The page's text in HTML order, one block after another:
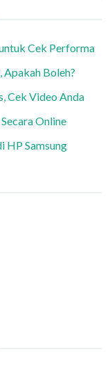
Cek Performa
Boleh?
Cek Video Anda
Online
HP Samsung